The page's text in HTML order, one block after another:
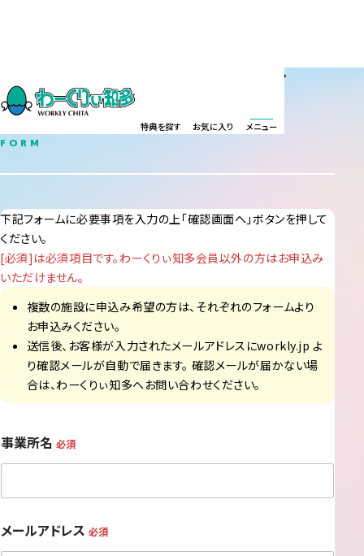
特典を探す お気に入り メニュー
特別利用券申込フォーム（東京ディ
ズニーリゾート・コーポレートプロ
グラム）
FORM
下記フォームに必要事項を入力の上「確認画面へ」ボタンを押して
ください。
[必須]は必須項目です。わーくりぃ知多会員以外の方はお申込み
いただけません。
複数の施設に申込み希望の方は、それぞれのフォームより
お申込みください。
送信後、お客様が入力されたメールアドレスにworkly.jp よ
り確認メールが自動で届きます。 確認メールが届かない場
合は、わーくりぃ知多へお問い合わせください。
事業所名 必須
メールアドレス 必須